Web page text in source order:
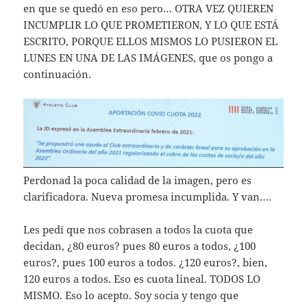
en que se quedó en eso pero… OTRA VEZ QUIEREN
INCUMPLIR LO QUE PROMETIERON, Y LO QUE ESTÁ
ESCRITO, PORQUE ELLOS MISMOS LO PUSIERON EL
LUNES EN UNA DE LAS IMÁGENES, que os pongo a
continuación.
Perdonad la poca calidad de la imagen, pero es
clarificadora. Nueva promesa incumplida. Y van….
Les pedí que nos cobrasen a todos la cuota que
decidan, ¿80 euros? pues 80 euros a todos, ¿100
euros?, pues 100 euros a todos. ¿120 euros?, bien,
120 euros a todos. Eso es cuota lineal. TODOS LO
MISMO. Eso lo acepto. Soy socia y tengo que